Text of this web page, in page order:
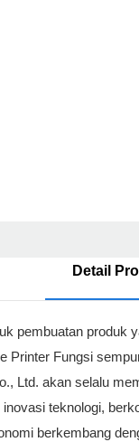
Detail
pembuatan
Printer Fungsi
Ltd. akan selalu
teknologi,
berkembang